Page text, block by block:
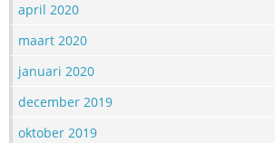
april 2020
maart 2020
januari 2020
december 2019
oktober 2019